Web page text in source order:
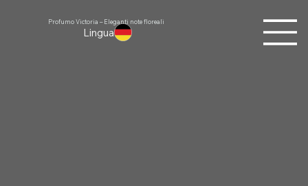
Lingua
Profumo Victoria – Eleganti note floreali